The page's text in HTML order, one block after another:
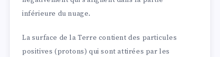
inférieure du nuage.
La surface de la Terre contient des particules
positives (protons) qui sont attirées par les